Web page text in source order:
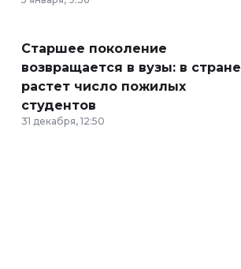
Старшее поколение
возвращается в вузы: в стране
растет число пожилых
студентов
31 декабря, 12:50